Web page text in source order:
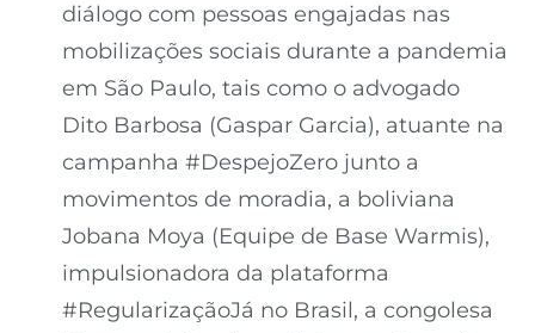
diálogo com pessoas engajadas nas
mobilizações sociais durante a pandemia
em São Paulo, tais como o advogado
Dito Barbosa (Gaspar Garcia), atuante na
campanha #DespejoZero junto a
movimentos de moradia, a boliviana
Jobana Moya (Equipe de Base Warmis),
impulsionadora da plataforma
#RegularizaçãoJá no Brasil, a congolesa